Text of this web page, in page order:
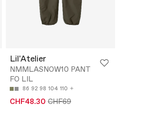
Lil'Atelier
NMMLASNOW10 PANT
FO LIL
86 92 98 104 110
CHF48.30 CHF69